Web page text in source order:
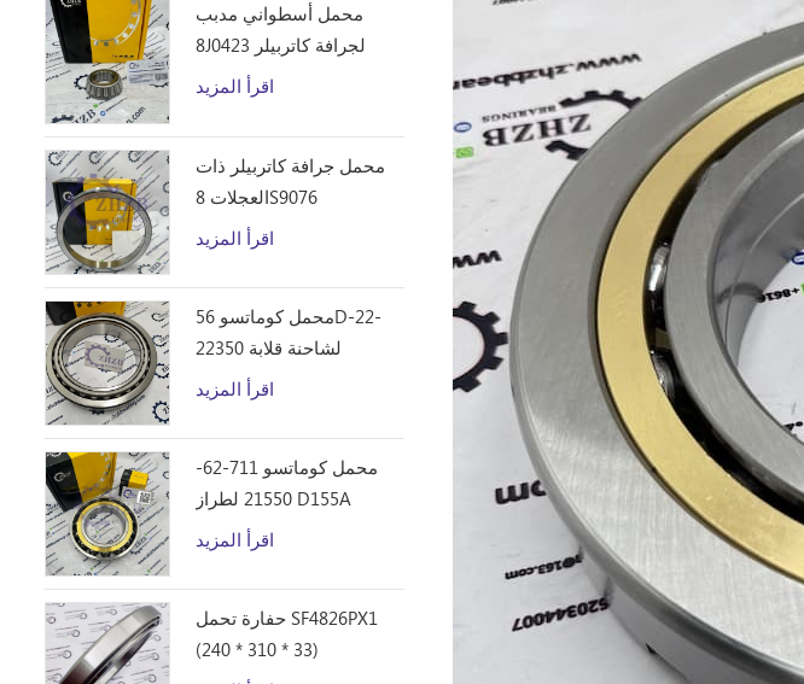
محمل أسطواني مدبب
8J0423 لجرافة كاتربيلر
D10R
اقرأ المزيد
محمل جرافة كاتربيلر ذات
العجلات 8S9076
اقرأ المزيد
محمل كوماتسو 56D-22-
22350 لشاحنة قلابة
HM250
اقرأ المزيد
محمل كوماتسو 711-62-
21550 لطراز D155A
اقرأ المزيد
حفارة تحمل SF4826PX1
(240 * 310 * 33)